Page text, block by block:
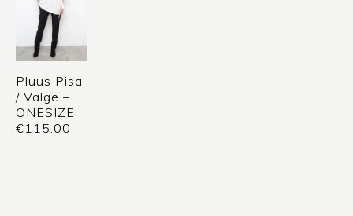
Pluus Pisa
/ Valge –
ONESIZE
€115.00